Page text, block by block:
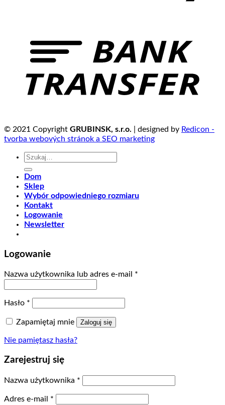
© 2021 Copyright GRUBINSK, s.r.o. | designed by Redicon -
tvorba webových stránok a SEO marketing
Szukaj:
Dom
Sklep
Wybór odpowiedniego rozmiaru
Kontakt
Logowanie
Newsletter
Logowanie
Nazwa użytkownika lub adres e-mail *
Hasło *
Zapamiętaj mnie Zaloguj się
Nie pamiętasz hasła?
Zarejestruj się
Nazwa użytkownika *
Adres e-mail *